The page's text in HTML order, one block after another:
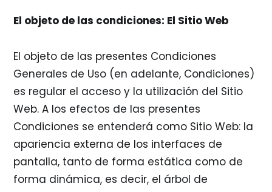
El objeto de las condiciones: El Sitio Web
El objeto de las presentes Condiciones
Generales de Uso (en adelante, Condiciones)
es regular el acceso y la utilización del Sitio
Web. A los efectos de las presentes
Condiciones se entenderá como Sitio Web: la
apariencia externa de los interfaces de
pantalla, tanto de forma estática como de
forma dinámica, es decir, el árbol de